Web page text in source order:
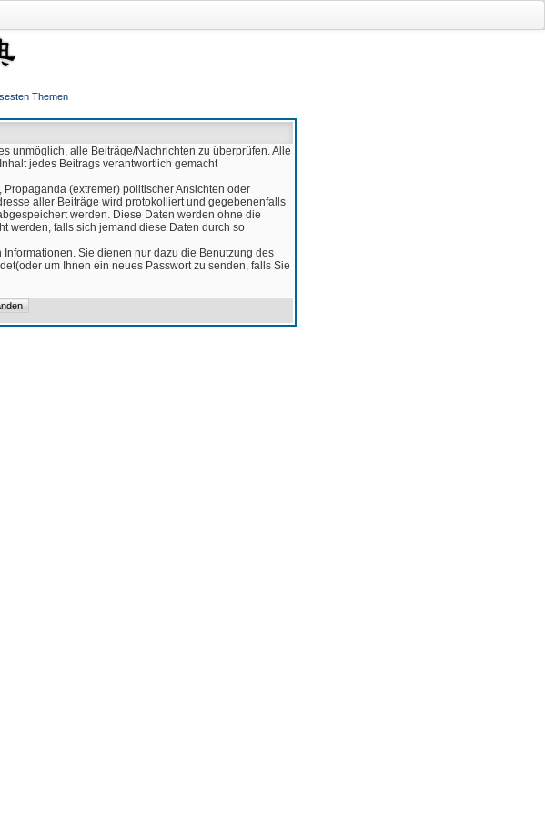
Themen
unmöglich, alle Beiträge/Nachrichten zu überprüfen. Alle
jedes Beitrags verantwortlich gemacht
(extremer) politischer Ansichten oder
aller Beiträge wird protokolliert und gegebenenfalls
werden. Diese Daten werden ohne die
werden, falls sich jemand diese Daten durch so
Sie dienen nur dazu die Benutzung des
um Ihnen ein neues Passwort zu senden, falls Sie